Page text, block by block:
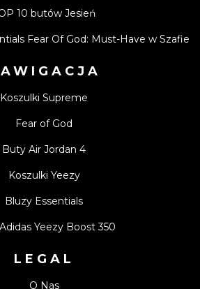
10 butów Jesień
Fear Of God: Must-Have w Szafie
Koszulki Supreme
Fear of God
Buty Air Jordan 4
Koszulki Yeezy
Bluzy Essentials
Yeezy Boost 350
LEGAL
O Nas